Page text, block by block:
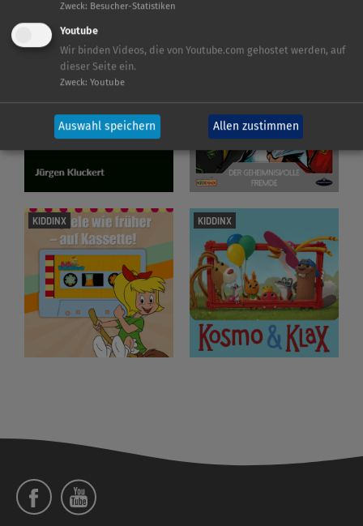
KIDDINX KIDDINX
KIDDINX KIDDINX
Social
Menü
Zweck: Besucher-Statistiken
Youtube
Wir binden Videos, die von Youtube.com gehostet werden, auf
dieser Seite ein.
Zweck: Youtube
Auswahl speichern Allen zustimmen